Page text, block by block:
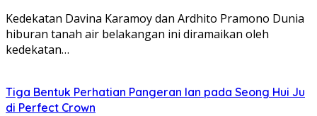
Kedekatan Davina Karamoy dan Ardhito Pramono Dunia
hiburan tanah air belakangan ini diramaikan oleh
kedekatan…
Tiga Bentuk Perhatian Pangeran Ian pada Seong Hui Ju
di Perfect Crown